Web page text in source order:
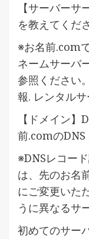
【サーバーサ
を教えてくだ
※お名前.com
ネームサーバ
参照ください
報. レンタル
【ドメイン
前.comの
※DNSレコー
は、先のお名
にご変更いた
うに異なるサ
初めてのサー